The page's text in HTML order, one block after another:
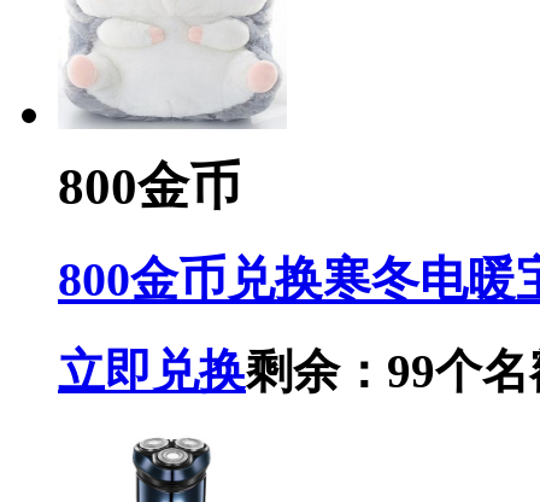
800金币
800金币兑换寒冬电暖
立即兑换剩余：99个